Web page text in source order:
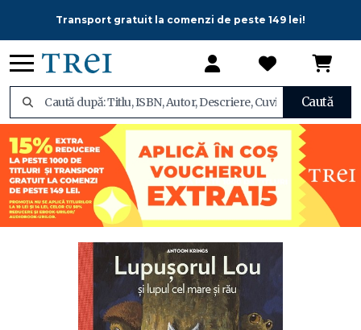
Transport gratuit la comenzi de peste 149 lei!
Caută